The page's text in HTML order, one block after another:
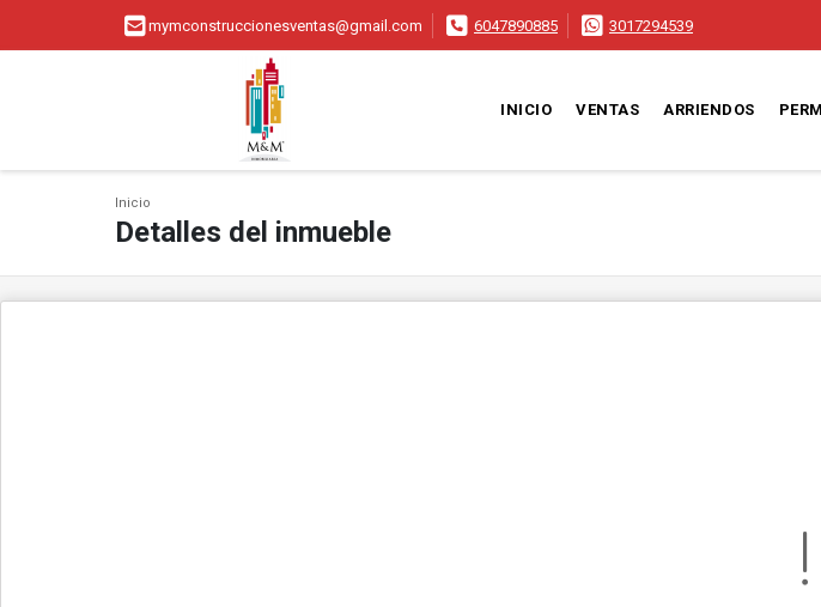
mymconstruccionesventas@gmail.com 6047890885 3017294539
INICIO VENTAS ARRIENDOS
Inicio
Detalles del inmueble